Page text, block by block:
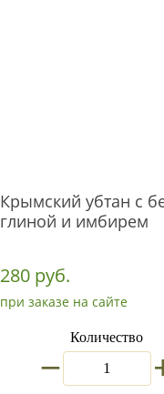
Крымский убтан с
глиной и имбирем
280 руб.
при заказе на сайте
Количество